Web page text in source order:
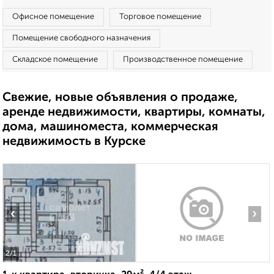
Офисное помещение Торговое помещение
Помещение свободного назначения
Складское помещение Производственное помещение
Свежие, новые объявления о продаже,
аренде недвижимости, квартиры, комнаты,
дома, машиноместа, коммерческая
недвижимость в Курске
2/1
‹ ›